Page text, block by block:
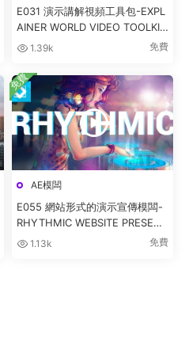
E031 演示講解視頻工具包-EXPL
AINER WORLD VIDEO TOOLKIT
LIBRARY
1.39k 免費
AE模闆
E055 網站形式的演示宣傳模闆-
RHYTHMIC WEBSITE PRESENT
ATION
1.13k 免費
免費